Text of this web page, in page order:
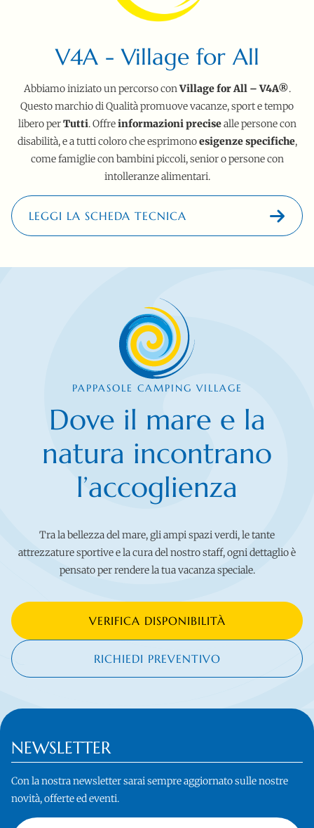
V4A - Village for All
Abbiamo iniziato un percorso conVillage for All – V4A®.
Questo marchio di Qualità promuove vacanze, sport e tempo
libero perTutti. Offreinformazioni precisealle persone con
disabilità, e a tutti coloro che esprimonoesigenze specifiche,
come famiglie con bambini piccoli, senior o persone con
intolleranze alimentari.
LEGGI LA SCHEDA TECNICA
Dove il mare e la
natura incontrano
l’accoglienza
PAPPASOLE CAMPING VILLAGE
Tra la bellezza del mare, gli ampi spazi verdi, le tante
attrezzature sportive e la cura del nostro staff, ogni dettaglio è
pensato per rendere la tua vacanza speciale.
VERIFICA DISPONIBILITÀ
RICHIEDI PREVENTIVO
NEWSLETTER
Con la nostra newsletter sarai sempre aggiornato sulle nostre
novità, offerte ed eventi.